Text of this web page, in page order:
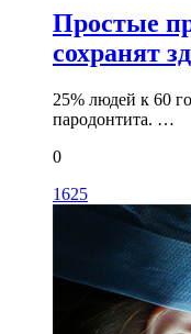
Простые
сохранят
25% людей к 60
пародонтита. …
0
1625